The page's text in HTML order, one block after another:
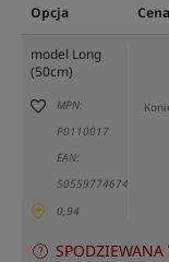
Opcja
model Long
(50cm)
MPN:
P0110017
EAN:
5055977467429
0,94
SPODZIEWANA